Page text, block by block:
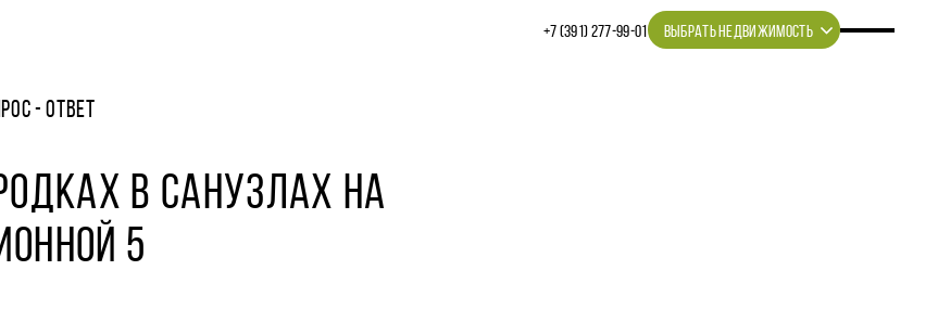
+7 (391) 277‒99‒01 ВЫБРАТЬ НЕДВИЖИМОСТЬ
- ОТВЕТ
В САНУЗЛАХ НА
5